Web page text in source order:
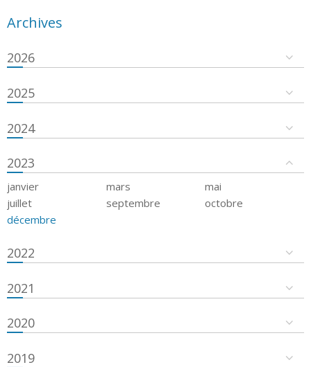
Archives
2026
2025
2024
2023
janvier mars
mai
juillet
septembre
octobre
décembre
2022
2021
2020
2019